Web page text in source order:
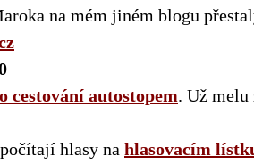
na mém jiném blogu
cestování autostopem. Už melu
hlasy na hlasovacím